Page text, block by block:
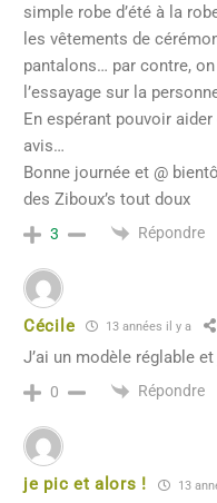
simple robe d’été à la
les vêtements de
pantalons… par contre,
l’essayage sur la
En espérant pouvoir
avis…
Bonne journée et @
des Ziboux’s tout doux
3 Répondre
Cécile 13 années il y a
J’ai un modèle réglable
0 Répondre
je pic et alors ! 13